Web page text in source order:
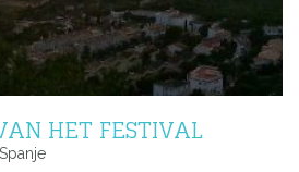
HET FESTIVAL